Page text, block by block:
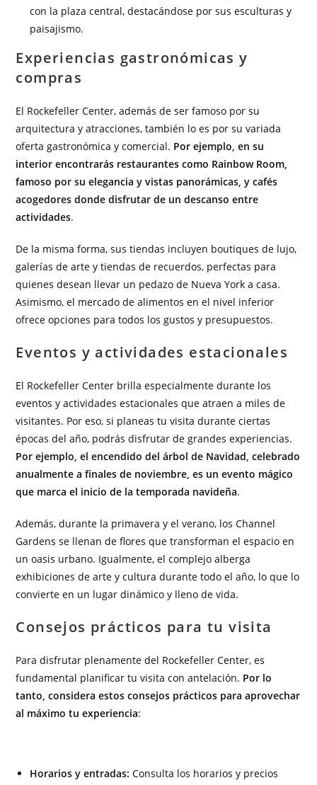
con la plaza central, destacándose por sus esculturas y
paisajismo.
Experiencias gastronómicas y
compras
El Rockefeller Center, además de ser famoso por su
arquitectura y atracciones, también lo es por su variada
oferta gastronómica y comercial. Por ejemplo, en su
interior encontrarás restaurantes como Rainbow Room,
famoso por su elegancia y vistas panorámicas, y cafés
acogedores donde disfrutar de un descanso entre
actividades.
De la misma forma, sus tiendas incluyen boutiques de lujo,
galerías de arte y tiendas de recuerdos, perfectas para
quienes desean llevar un pedazo de Nueva York a casa.
Asimismo, el mercado de alimentos en el nivel inferior
ofrece opciones para todos los gustos y presupuestos.
Eventos y actividades estacionales
El Rockefeller Center brilla especialmente durante los
eventos y actividades estacionales que atraen a miles de
visitantes. Por eso, si planeas tu visita durante ciertas
épocas del año, podrás disfrutar de grandes experiencias.
Por ejemplo, el encendido del árbol de Navidad, celebrado
anualmente a finales de noviembre, es un evento mágico
que marca el inicio de la temporada navideña.
Además, durante la primavera y el verano, los Channel
Gardens se llenan de flores que transforman el espacio en
un oasis urbano. Igualmente, el complejo alberga
exhibiciones de arte y cultura durante todo el año, lo que lo
convierte en un lugar dinámico y lleno de vida.
Consejos prácticos para tu visita
Para disfrutar plenamente del Rockefeller Center, es
fundamental planificar tu visita con antelación. Por lo
tanto, considera estos consejos prácticos para aprovechar
al máximo tu experiencia:
Horarios y entradas: Consulta los horarios y precios